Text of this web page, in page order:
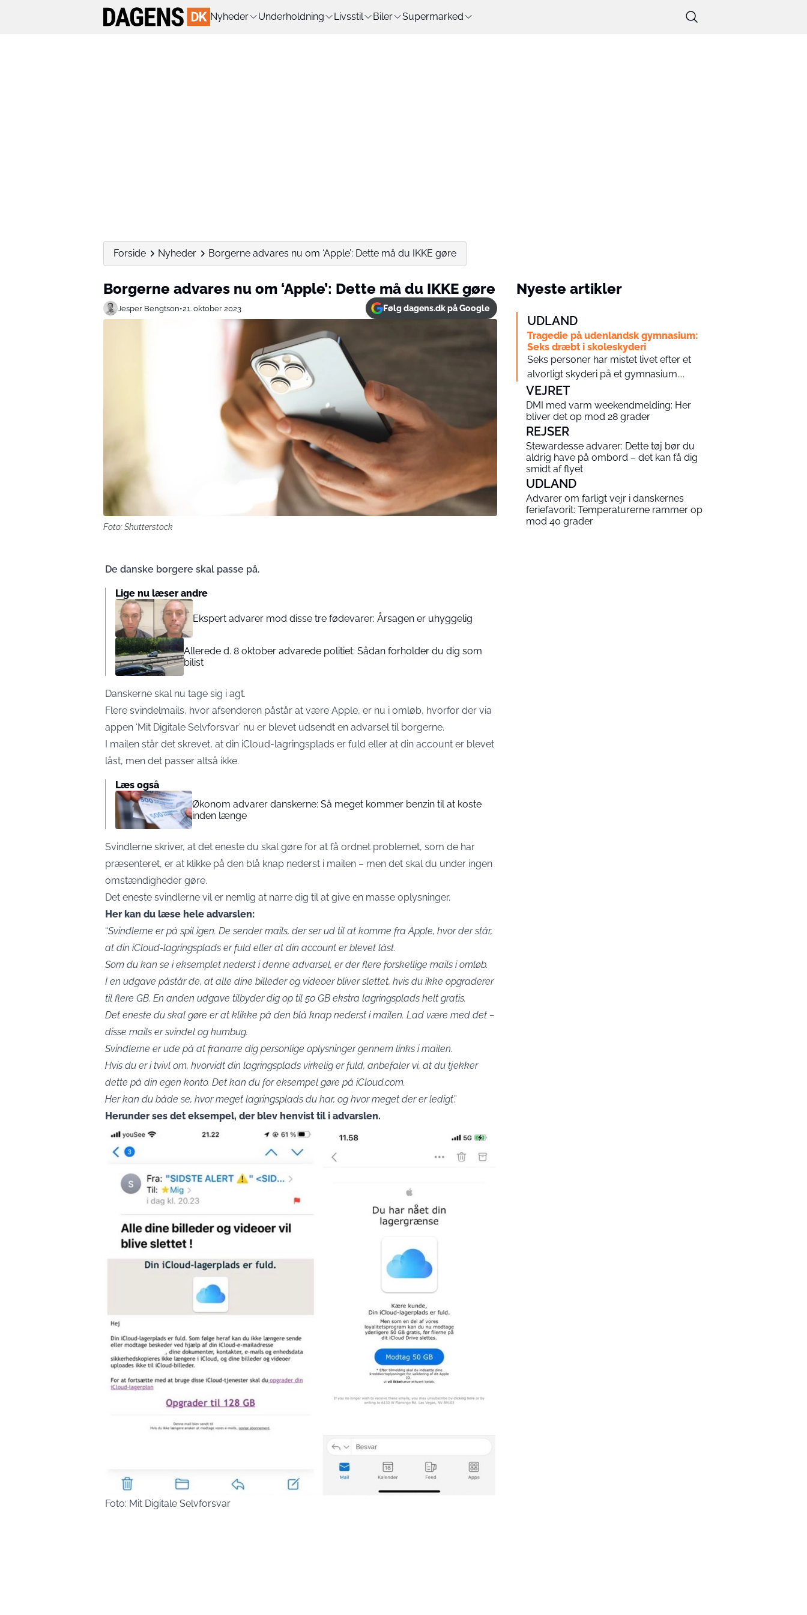
Nyheder Underholdning Livsstil Biler Supermarked
Forside Nyheder Borgerne advares nu om ‘Apple’: Dette må du IKKE gøre
Borgerne advares nu om ‘Apple’: Dette må du IKKE gøre
Jesper Bengtson•21. oktober 2023 Følg dagens.dk på Google
Foto: Shutterstock
De danske borgere skal passe på.
Lige nu læser andre
Ekspert advarer mod disse tre fødevarer: Årsagen er uhyggelig
Allerede d. 8 oktober advarede politiet: Sådan forholder du dig som
bilist
Danskerne skal nu tage sig i agt.
Flere svindelmails, hvor afsenderen påstår at være Apple, er nu i omløb, hvorfor der via
appen ‘Mit Digitale Selvforsvar’ nu er blevet udsendt en advarsel til borgerne.
I mailen står det skrevet, at din iCloud-lagringsplads er fuld eller at din account er blevet
låst, men det passer altså ikke.
Læs også
Økonom advarer danskerne: Så meget kommer benzin til at koste
inden længe
Svindlerne skriver, at det eneste du skal gøre for at få ordnet problemet, som de har
præsenteret, er at klikke på den blå knap nederst i mailen – men det skal du under ingen
omstændigheder gøre.
Det eneste svindlerne vil er nemlig at narre dig til at give en masse oplysninger.
Her kan du læse hele advarslen:
“Svindlerne er på spil igen. De sender mails, der ser ud til at komme fra Apple, hvor der står,
at din iCloud-lagringsplads er fuld eller at din account er blevet låst.
Som du kan se i eksemplet nederst i denne advarsel, er der flere forskellige mails i omløb.
I en udgave påstår de, at alle dine billeder og videoer bliver slettet, hvis du ikke opgraderer
til flere GB. En anden udgave tilbyder dig op til 50 GB ekstra lagringsplads helt gratis.
Det eneste du skal gøre er at klikke på den blå knap nederst i mailen. Lad være med det –
disse mails er svindel og humbug.
Svindlerne er ude på at franarre dig personlige oplysninger gennem links i mailen.
Hvis du er i tvivl om, hvorvidt din lagringsplads virkelig er fuld, anbefaler vi, at du tjekker
dette på din egen konto. Det kan du for eksempel gøre på iCloud.com.
Her kan du både se, hvor meget lagringsplads du har, og hvor meget der er ledigt.”
Herunder ses det eksempel, der blev henvist til i advarslen.
Foto: Mit Digitale Selvforsvar
Nyeste artikler
UDLAND
Tragedie på udenlandsk gymnasium:
Seks dræbt i skoleskyderi
Seks personer har mistet livet efter et
alvorligt skyderi på et gymnasium....
VEJRET
DMI med varm weekendmelding: Her
bliver det op mod 28 grader
REJSER
Stewardesse advarer: Dette tøj bør du
aldrig have på ombord – det kan få dig
smidt af flyet
UDLAND
Advarer om farligt vejr i danskernes
feriefavorit: Temperaturerne rammer op
mod 40 grader